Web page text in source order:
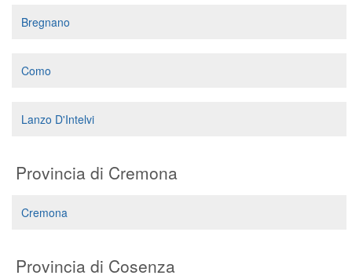
Bregnano
Como
Lanzo D'Intelvi
Provincia di Cremona
Cremona
Provincia di Cosenza